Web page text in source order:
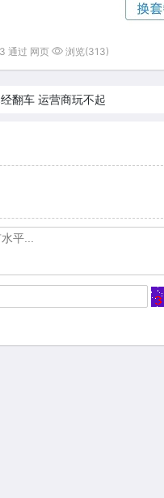
通过 网页 浏览(313)
翻车 运营商玩不起